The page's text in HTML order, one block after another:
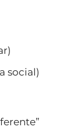
social)